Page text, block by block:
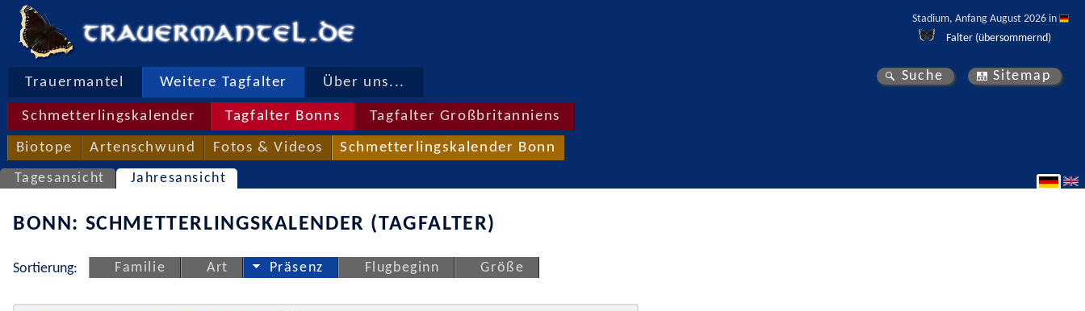
Stadium, Anfang August 2026 in
Falter (übersommernd)
Trauermantel Weitere Tagfalter Über uns...
Schmetterlingskalender Tagfalter Bonns Tagfalter Großbritanniens
Biotope Artenschwund Fotos & Videos Schmetterlingskalender Bonn
Suche Sitemap
Tagesansicht Jahresansicht
BONN: SCHMETTERLINGSKALENDER (TAGFALTER)
Sortierung: Familie Art Präsenz Flugbeginn Größe